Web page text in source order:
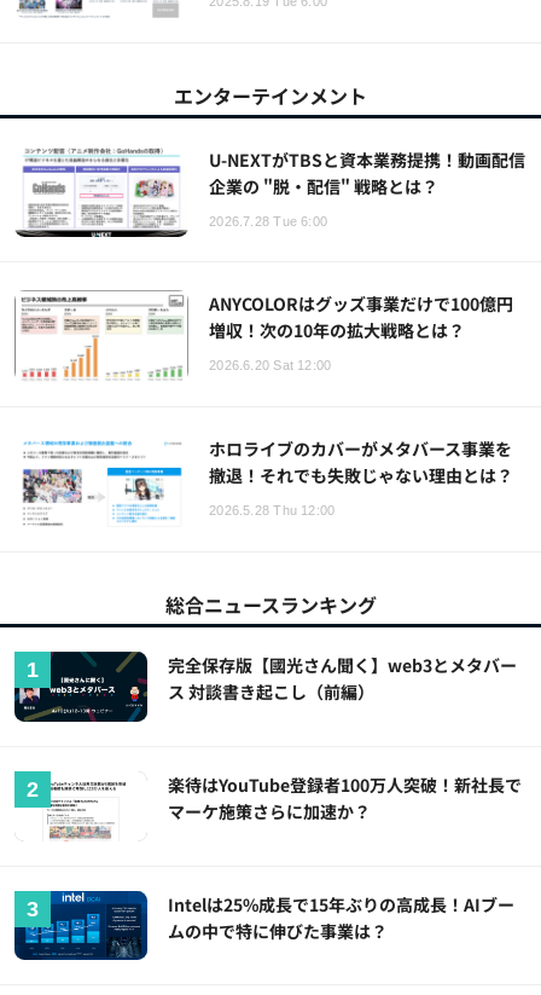
エンターテインメント
U-NEXTがTBSと資本業務提携！動画配信
企業の "脱・配信" 戦略とは？
2026.7.28 Tue 6:00
ANYCOLORはグッズ事業だけで100億円
増収！次の10年の拡大戦略とは？
2026.6.20 Sat 12:00
ホロライブのカバーがメタバース事業を
撤退！それでも失敗じゃない理由とは？
2026.5.28 Thu 12:00
総合ニュースランキング
完全保存版【國光さん聞く】web3とメタバー
ス 対談書き起こし（前編）
楽待はYouTube登録者100万人突破！新社長で
マーケ施策さらに加速か？
Intelは25%成長で15年ぶりの高成長！AIブー
ムの中で特に伸びた事業は？